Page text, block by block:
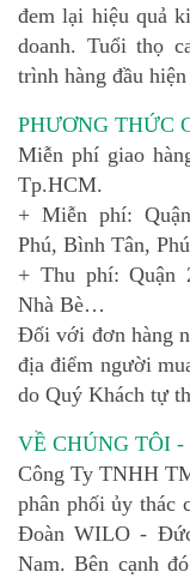
đem lại hiệu quả
doanh. Tuổi thọ
trình hàng đầu
PHƯƠNG THỨC
Miễn phí giao
Tp.HCM.
+ Miễn phí:
Phú, Bình Tân,
+ Thu phí: Quận
Nhà Bè…
Đối với đơn hàng
địa điểm người
do Quý Khách tự
VỀ CHÚNG TÔI -
Công Ty TNHH
phân phối ủy thác
Đoàn WILO -
Nam. Bên cạnh